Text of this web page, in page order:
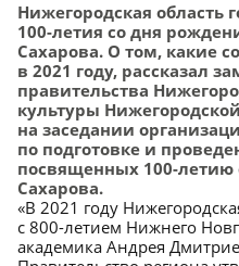
Нижегородская область
100-летия со дня
Сахарова. О том, какие
в 2021 году, рассказал
правительства
культуры
на заседании
по подготовке и
посвященных 100-летию
Сахарова.
«В 2021 году
с 800-летием Нижнего
академика Андрея